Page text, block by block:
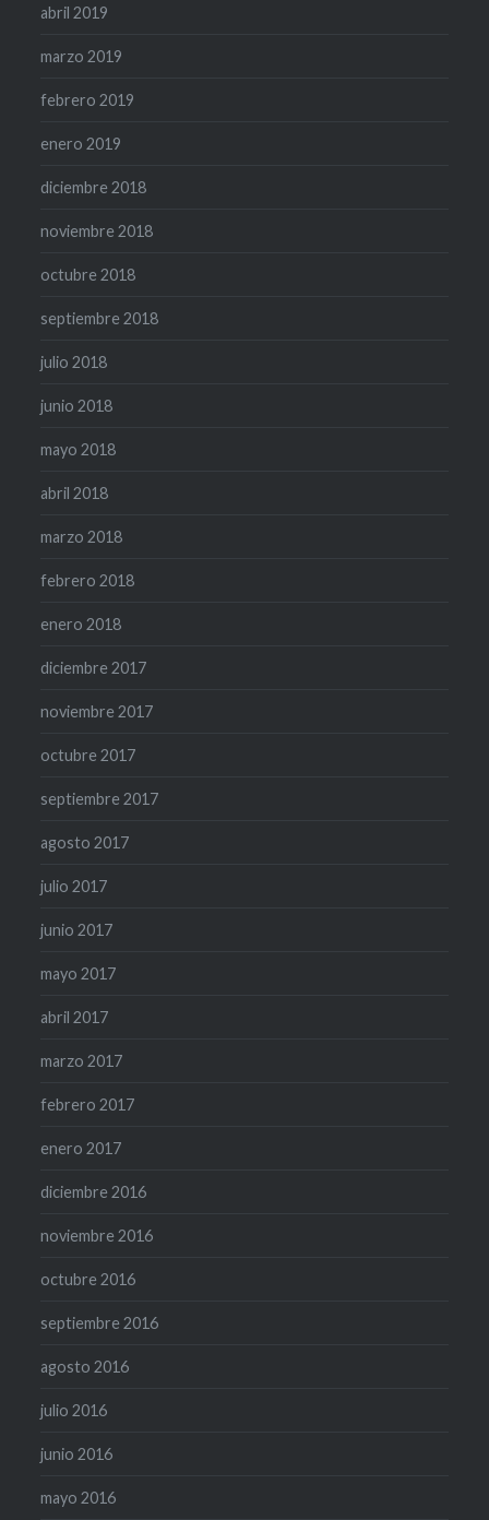
abril 2019
marzo 2019
febrero 2019
enero 2019
diciembre 2018
noviembre 2018
octubre 2018
septiembre 2018
julio 2018
junio 2018
mayo 2018
abril 2018
marzo 2018
febrero 2018
enero 2018
diciembre 2017
noviembre 2017
octubre 2017
septiembre 2017
agosto 2017
julio 2017
junio 2017
mayo 2017
abril 2017
marzo 2017
febrero 2017
enero 2017
diciembre 2016
noviembre 2016
octubre 2016
septiembre 2016
agosto 2016
julio 2016
junio 2016
mayo 2016